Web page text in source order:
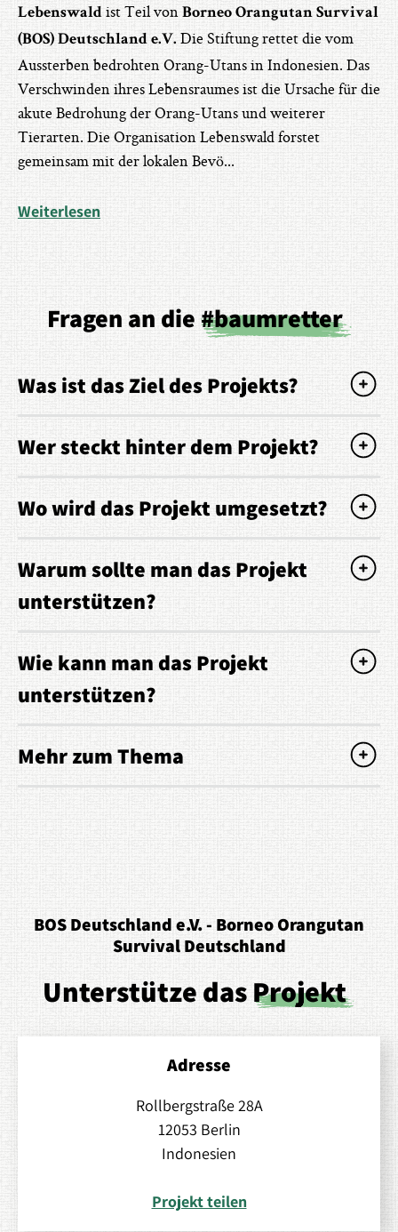
Lebenswald ist Teil von Borneo Orangutan Survival
(BOS) Deutschland e.V. Die Stiftung rettet die vom
Aussterben bedrohten Orang-Utans in Indonesien. Das
Verschwinden ihres Lebensraumes ist die Ursache für die
akute Bedrohung der Orang-Utans und weiterer
Tierarten. Die Organisation Lebenswald forstet
gemeinsam mit der lokalen Bevö...
Weiterlesen
Fragen an die#baumretter
Was ist das Ziel des Projekts?
Wer steckt hinter dem Projekt?
Wo wird das Projekt umgesetzt?
Warum sollte man das Projekt
unterstützen?
Wie kann man das Projekt
unterstützen?
Mehr zum Thema
BOS Deutschland e.V. - Borneo Orangutan
Survival Deutschland
Unterstütze dasProjekt
Adresse
Rollbergstraße 28A
12053 Berlin
Indonesien
Projekt teilen